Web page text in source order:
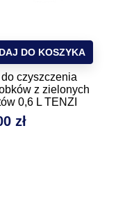
do czyszczenia
z zielonych
0,6 L TENZI
zł
DO KOSZYKA